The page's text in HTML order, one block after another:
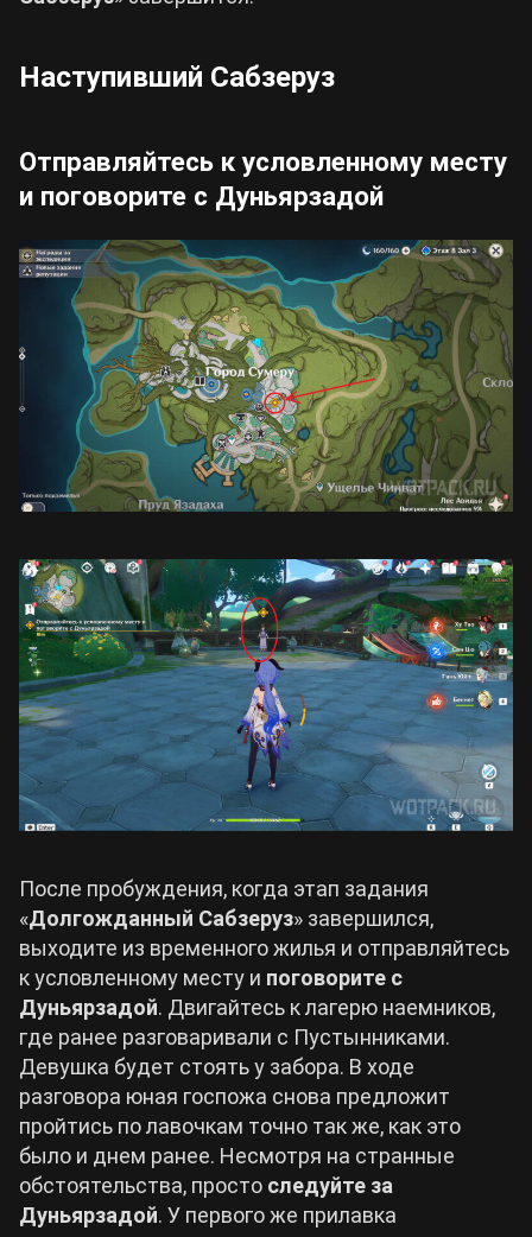
Наступивший Сабзеруз
Отправляйтесь к условленному месту
и поговорите с Дуньярзадой
После пробуждения, когда этап задания
«Долгожданный Сабзеруз» завершился,
выходите из временного жилья и отправляйтесь
к условленному месту и поговорите с
Дуньярзадой. Двигайтесь к лагерю наемников,
где ранее разговаривали с Пустынниками.
Девушка будет стоять у забора. В ходе
разговора юная госпожа снова предложит
пройтись по лавочкам точно так же, как это
было и днем ранее. Несмотря на странные
обстоятельства, просто следуйте за
Дуньярзадой. У первого же прилавка